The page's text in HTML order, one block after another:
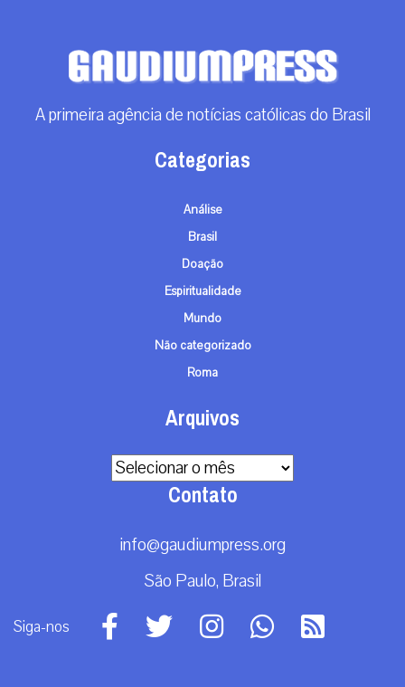
A primeira agência de notícias católicas do Brasil
Categorias
Análise
Brasil
Doação
Espiritualidade
Mundo
Não categorizado
Roma
Arquivos
Arquivos
Contato
info@gaudiumpress.org
São Paulo, Brasil
Siga-nos